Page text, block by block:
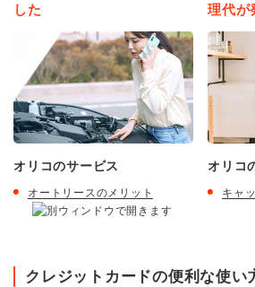
した
オリコのサービス
オートリースのメリット
理代が
オリコ
キャ
クレジットカードの便利な使い